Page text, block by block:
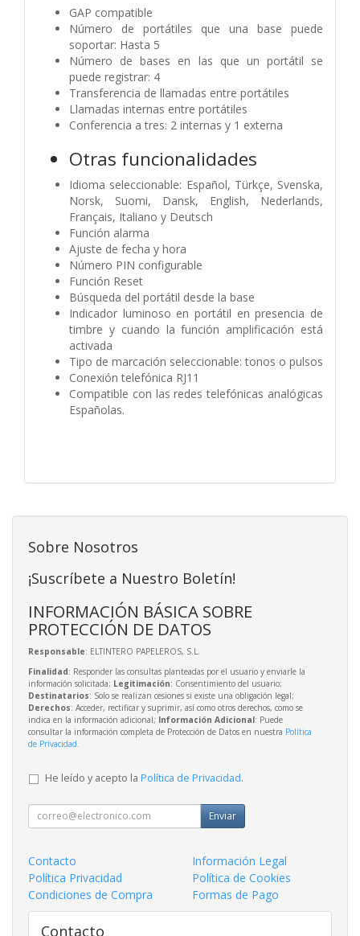
GAP compatible
Número de portátiles que una base puede
soportar: Hasta 5
Número de bases en las que un portátil se
puede registrar: 4
Transferencia de llamadas entre portátiles
Llamadas internas entre portátiles
Conferencia a tres: 2 internas y 1 externa
Otras funcionalidades
Idioma seleccionable: Español, Türkçe, Svenska,
Norsk, Suomi, Dansk, English, Nederlands,
Français, Italiano y Deutsch
Función alarma
Ajuste de fecha y hora
Número PIN configurable
Función Reset
Búsqueda del portátil desde la base
Indicador luminoso en portátil en presencia de
timbre y cuando la función amplificación está
activada
Tipo de marcación seleccionable: tonos o pulsos
Conexión telefónica RJ11
Compatible con las redes telefónicas analógicas
Españolas.
Sobre Nosotros
¡Suscríbete a Nuestro Boletín!
INFORMACIÓN BÁSICA SOBRE
PROTECCIÓN DE DATOS
Responsable: ELTINTERO PAPELEROS, S.L.
Finalidad: Responder las consultas planteadas por el usuario y enviarle la
información solicitada; Legitimación: Consentimiento del usuario;
Destinatarios: Solo se realizan cesiones si existe una obligación legal;
Derechos: Acceder, rectificar y suprimir, así como otros derechos, como se
indica en la información adicional; Información Adicional: Puede
consultar la información completa de Protección de Datos en nuestra Política
de Privacidad
He leído y acepto la Política de Privacidad.
Enviar
Contacto
Información Legal
Política Privacidad
Política de Cookies
Condiciones de Compra
Formas de Pago
Contacto